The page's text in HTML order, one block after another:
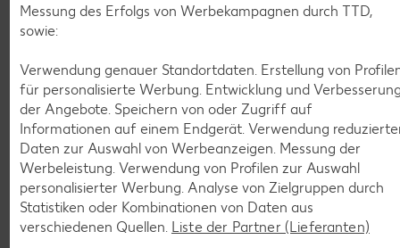
Zurück zum Küchenlexikon
Weitere interessante Beiträge
Messung des Erfolgs von Werbekampagnen durch TTD,
sowie:
Verwendung genauer Standortdaten. Erstellung von
für personalisierte Werbung. Entwicklung und
der Angebote. Speichern von oder Zugriff auf
Informationen auf einem Endgerät. Verwendung
Daten zur Auswahl von Werbeanzeigen. Messung der
Werbeleistung. Verwendung von Profilen zur Auswahl
personalisierter Werbung. Analyse von Zielgruppen durch
Statistiken oder Kombinationen von Daten aus
verschiedenen Quellen. Liste der Partner (Lieferanten)